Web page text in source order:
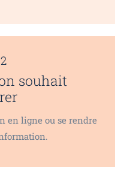
souhait
en ligne ou se rendre